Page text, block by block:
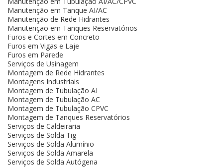
Manutenção em Tanque AI/AC
Manutenção de Rede Hidrantes
Manutenção em Tanques Reservatórios
Furos e Cortes em Concreto
Furos em Vigas e Laje
Furos em Parede
Serviços de Usinagem
Montagem de Rede Hidrantes
Montagens Industriais
Montagem de Tubulação AI
Montagem de Tubulação AC
Montagem de Tubulação CPVC
Montagem de Tanques Reservatórios
Serviços de Caldeiraria
Serviços de Solda Tig
Serviços de Solda Alumínio
Serviços de Solda Amarela
Serviços de Solda Autógena